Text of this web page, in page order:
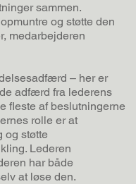
sammen.
og støtte den
medarbejderen
– her er
adfærd fra lederens
fleste af beslutningerne
rolle er at
støtte
Lederen
har både
at løse den.